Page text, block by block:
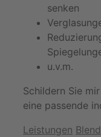
senken
u.v.m.
Schildern Sie
eine passende
Kategorien
Leistungen